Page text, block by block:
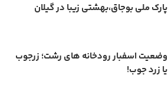
پارک ملی بوجاق،بهشتی زیبا در گیلان
وضعیت اسفبار رودخانه های رشت؛ زرجوب
یا زرد جوب!